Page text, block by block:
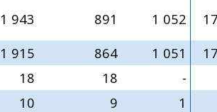
1 943 891 1 052
1 915 864 1 051
18 18 -
10 9 1